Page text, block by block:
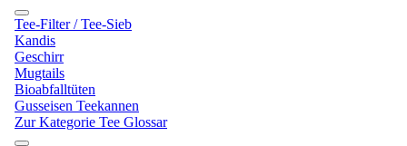
Tee-Filter / Tee-Sieb
Kandis
Geschirr
Mugtails
Bioabfalltüten
Gusseisen Teekannen
Zur Kategorie Tee Glossar